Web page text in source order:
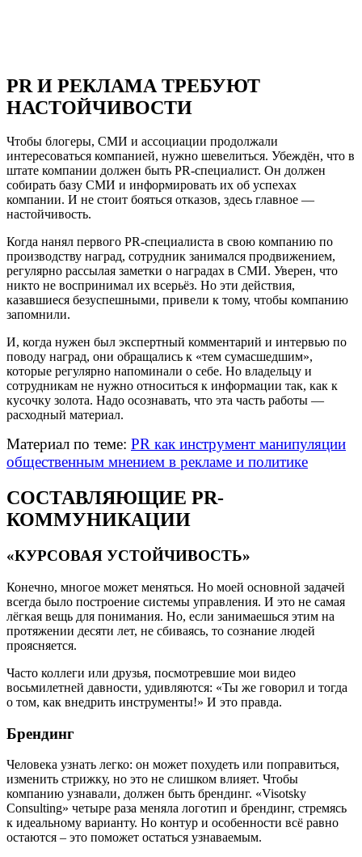
PR И РЕКЛАМА ТРЕБУЮТ
НАСТОЙЧИВОСТИ
Чтобы блогеры, СМИ и ассоциации продолжали
интересоваться компанией, нужно шевелиться. Убеждён, что в
штате компании должен быть PR-специалист. Он должен
собирать базу СМИ и информировать их об успехах
компании. И не стоит бояться отказов, здесь главное —
настойчивость.
Когда нанял первого PR-специалиста в свою компанию по
производству наград, сотрудник занимался продвижением,
регулярно рассылая заметки о наградах в СМИ. Уверен, что
никто не воспринимал их всерьёз. Но эти действия,
казавшиеся безуспешными, привели к тому, чтобы компанию
запомнили.
И, когда нужен был экспертный комментарий и интервью по
поводу наград, они обращались к «тем сумасшедшим»,
которые регулярно напоминали о себе. Но владельцу и
сотрудникам не нужно относиться к информации так, как к
кусочку золота. Надо осознавать, что эта часть работы —
расходный материал.
Материал по теме: PR как инструмент манипуляции
общественным мнением в рекламе и политике
СОСТАВЛЯЮЩИЕ PR-
КОММУНИКАЦИИ
«КУРСОВАЯ УСТОЙЧИВОСТЬ»
Конечно, многое может меняться. Но моей основной задачей
всегда было построение системы управления. И это не самая
лёгкая вещь для понимания. Но, если занимаешься этим на
протяжении десяти лет, не сбиваясь, то сознание людей
проясняется.
Часто коллеги или друзья, посмотревшие мои видео
восьмилетней давности, удивляются: «Ты же говорил и тогда
о том, как внедрить инструменты!» И это правда.
Брендинг
Человека узнать легко: он может похудеть или поправиться,
изменить стрижку, но это не слишком влияет. Чтобы
компанию узнавали, должен быть брендинг. «Visotsky
Consulting» четыре раза меняла логотип и брендинг, стремясь
к идеальному варианту. Но контур и особенности всё равно
остаются – это поможет остаться узнаваемым.